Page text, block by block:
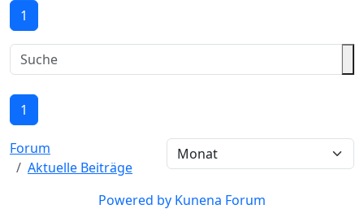
1
1
Forum
Aktuelle Beiträge
Powered by Kunena Forum